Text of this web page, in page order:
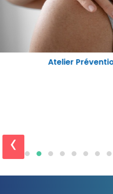
Atelier "Nutrition
‹